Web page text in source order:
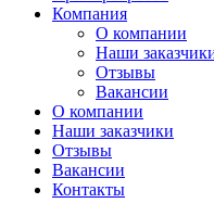
Компания
О компании
Наши
Отзывы
Вакансии
О компании
Наши заказчики
Отзывы
Вакансии
Контакты